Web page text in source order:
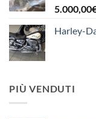
5.000,00
Harley-
PIÙ VENDUTI